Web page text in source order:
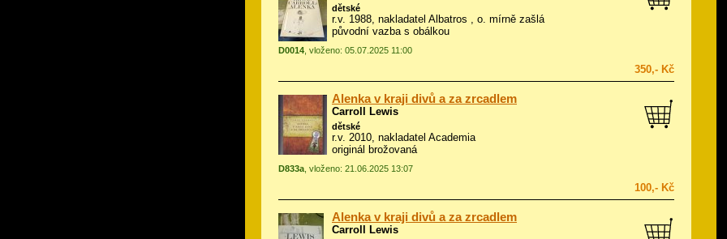
dětské
r.v. 1988, nakladatel Albatros , o. mírně zašlá
původní vazba s obálkou
D0014 , vloženo: 05.07.2025 11:00
350,- Kč
Alenka v kraji divů a za zrcadlem
Carroll Lewis
dětské
r.v. 2010, nakladatel Academia
originál brožovaná
D833a , vloženo: 21.06.2025 13:07
100,- Kč
Alenka v kraji divů a za zrcadlem
Carroll Lewis